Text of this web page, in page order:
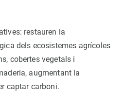
restauren la
dels ecosistemes agrícoles
cobertes vegetals i
augmentant la
captar carboni.